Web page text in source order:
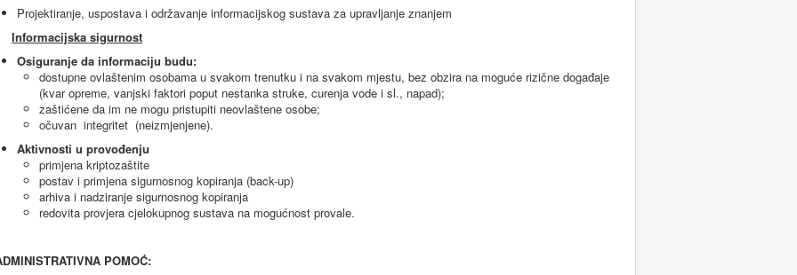
Projektiranje, uspostava i održavanje informacijskog sustava za upravljanje znanjem
Informacijska sigurnost
Osiguranje da informaciju budu:
dostupne ovlaštenim osobama u svakom trenutku i na svakom mjestu, bez obzira na moguće rizične događaje
(kvar opreme, vanjski faktori poput nestanka struke, curenja vode i sl., napad);
zaštićene da im ne mogu pristupiti neovlaštene osobe;
očuvan integritet (neizmjenjene).
Aktivnosti u provođenju
primjena kriptozaštite
postav i primjena sigurnosnog kopiranja (back-up)
arhiva i nadziranje sigurnosnog kopiranja
redovita provjera cjelokupnog sustava na mogućnost provale.
POMOĆ: